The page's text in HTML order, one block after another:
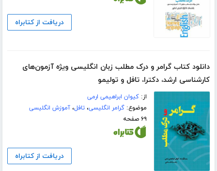
دریافت از کتابراه
دانلود کتاب گرامر و درک مطلب زبان انگلیسی ویژه آزمون‌های
کارشناسی ارشد، دکترا، تافل و تولیمو
از:کیوان ابراهیمی ارمی
موضوع:گرامر انگلیسی،تافل،آموزش انگلیسی
۶۹ صفحه
دریافت از کتابراه